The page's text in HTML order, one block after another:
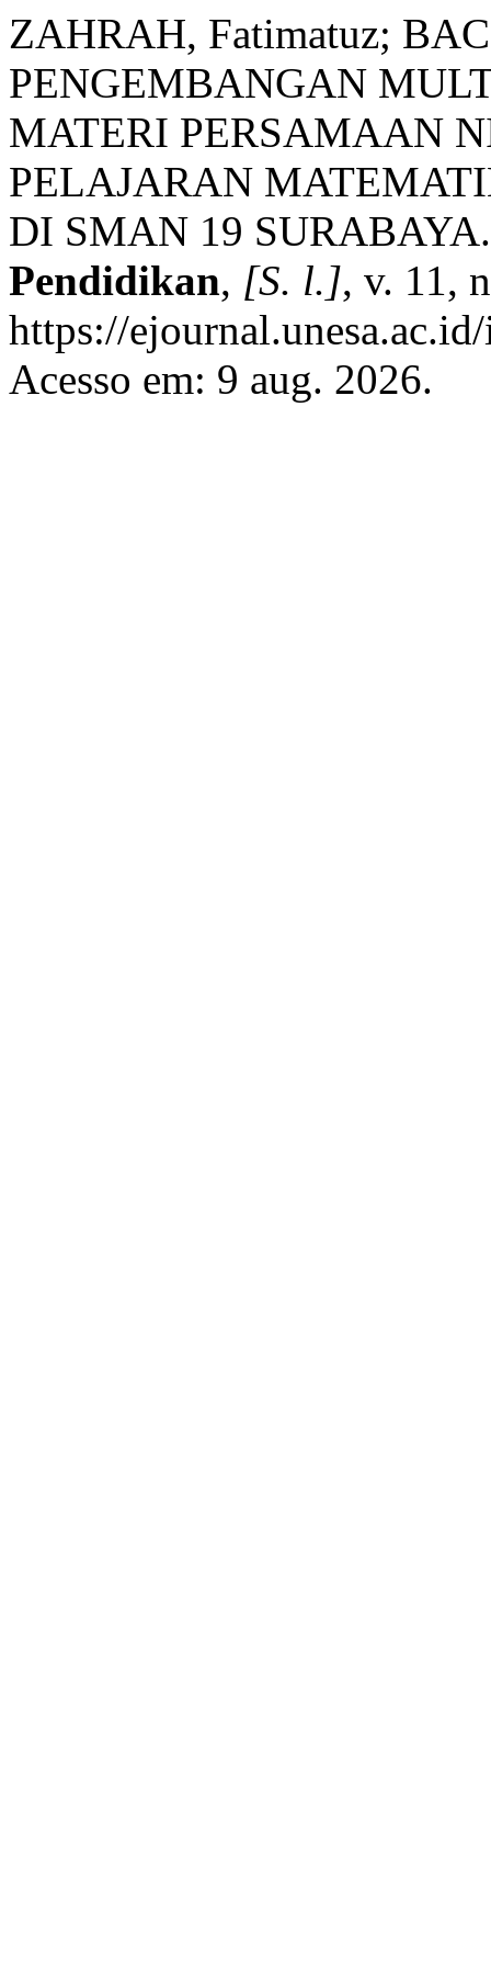
ZAHRAH, Fatimatuz;
PENGEMBANGAN
MATERI PERSAMAAN
PELAJARAN
DI SMAN 19
Pendidikan, [S. l.], v. 11,
https://
Acesso em: 9 aug. 2026.